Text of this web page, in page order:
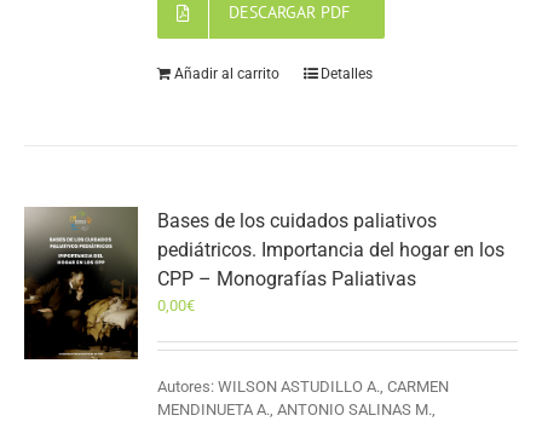
DESCARGAR PDF
Añadir al carrito Detalles
Bases de los cuidados paliativos
pediátricos. Importancia del hogar en los
CPP – Monografías Paliativas
0,00€
Autores: WILSON ASTUDILLO A., CARMEN
MENDINUETA A., ANTONIO SALINAS M.,